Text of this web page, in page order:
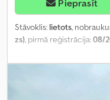
Pieprasīt
Stāvoklis: lietots,
zs), pirmā reģistrācija:08/
,
pārnesuma veids: